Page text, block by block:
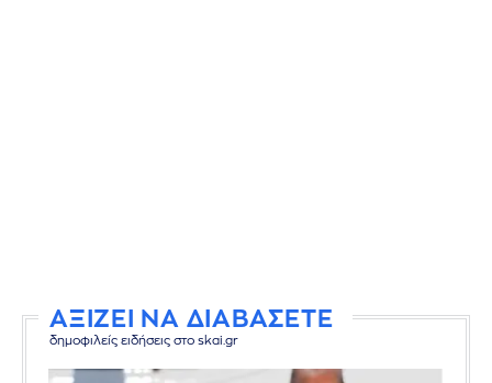
ΑΞΙΖΕΙ ΝΑ ΔΙΑΒΑΣΕΤΕ
δημοφιλείς ειδήσεις στο skai.gr